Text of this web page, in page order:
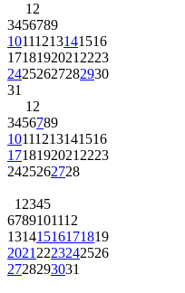
1 2
3456789
10111213141516
1718192021 2223
24252627282930
31
1 2
3456789
10111213141516
1718192021 2223
2425262728
1 2345
6789101112
13141516171819
2021 2223242526
2728293031